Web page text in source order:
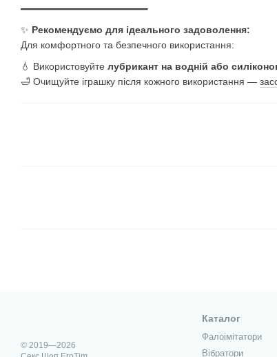
━━━━━━━━━━━━━━━━━━━━━━━
✨ Рекомендуємо для ідеального задоволення:
Для комфортного та безпечного використання:
💧 Використовуйте лубрикант на водній або
🛁 Очищуйте іграшку після кожного використання —
© 2019—2026
Каталог
Фалоімітатори
Вібратори